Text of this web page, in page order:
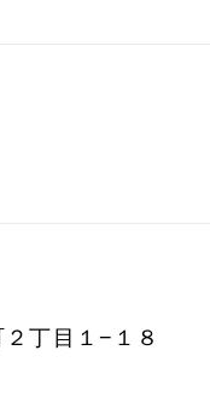
丁目１−１８